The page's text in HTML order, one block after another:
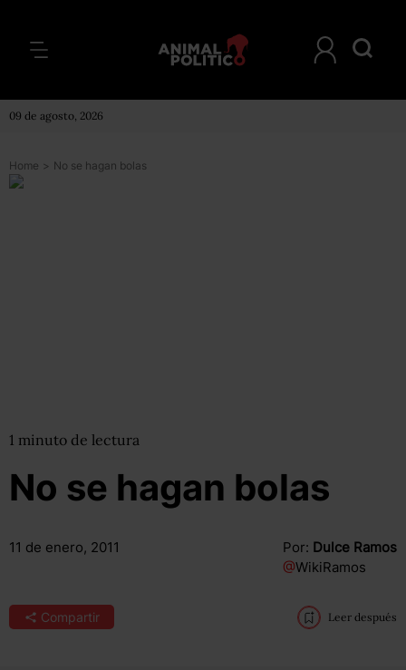
09 de agosto, 2026
Home > No se hagan bolas
1 minuto de lectura
No se hagan bolas
11 de enero, 2011 Por: Dulce Ramos
@WikiRamos
Compartir Leer después